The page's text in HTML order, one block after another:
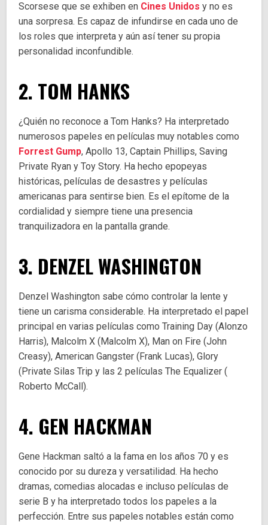
Scorsese que se exhiben en Cines Unidos y no es
una sorpresa. Es capaz de infundirse en cada uno de
los roles que interpreta y aún así tener su propia
personalidad inconfundible.
2. TOM HANKS
¿Quién no reconoce a Tom Hanks? Ha interpretado
numerosos papeles en películas muy notables como
Forrest Gump, Apollo 13, Captain Phillips, Saving
Private Ryan y Toy Story. Ha hecho epopeyas
históricas, películas de desastres y películas
americanas para sentirse bien. Es el epítome de la
cordialidad y siempre tiene una presencia
tranquilizadora en la pantalla grande.
3. DENZEL WASHINGTON
Denzel Washington sabe cómo controlar la lente y
tiene un carisma considerable. Ha interpretado el papel
principal en varias películas como Training Day (Alonzo
Harris), Malcolm X (Malcolm X), Man on Fire (John
Creasy), American Gangster (Frank Lucas), Glory
(Private Silas Trip y las 2 películas The Equalizer (
Roberto McCall).
4. GEN HACKMAN
Gene Hackman saltó a la fama en los años 70 y es
conocido por su dureza y versatilidad. Ha hecho
dramas, comedias alocadas e incluso películas de
serie B y ha interpretado todos los papeles a la
perfección. Entre sus papeles notables están como